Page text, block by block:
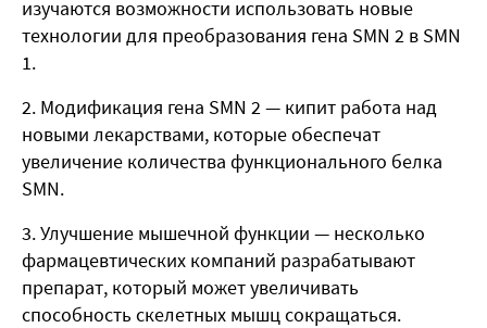
изучаются возможности использовать новые
технологии для преобразования гена SMN 2 в SMN
1.
Модификация гена SMN 2 — кипит работа над
новыми лекарствами, которые обеспечат
увеличение количества функционального белка
SMN.
Улучшение мышечной функции — несколько
фармацевтических компаний разрабатывают
препарат, который может увеличивать
способность скелетных мышц сокращаться.